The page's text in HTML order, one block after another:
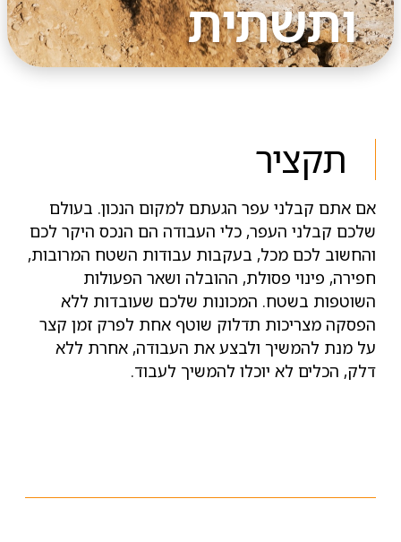
ותשתית
תקציר
אם אתם קבלני עפר הגעתם למקום הנכון. בעולם
שלכם קבלני העפר, כלי העבודה הם הנכס היקר לכם
והחשוב לכם מכל, בעקבות עבודות השטח המרובות,
חפירה, פינוי פסולת, ההובלה ושאר הפעולות
השוטפות בשטח. המכונות שלכם שעובדות ללא
הפסקה מצריכות תדלוק שוטף אחת לפרק זמן קצר
על מנת להמשיך ולבצע את העבודה, אחרת ללא
דלק, הכלים לא יוכלו להמשיך לעבוד.